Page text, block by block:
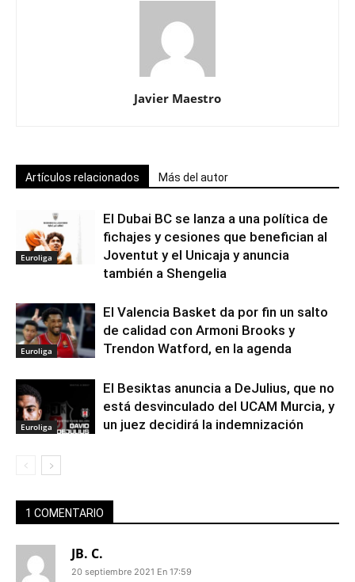
Javier Maestro
Artículos relacionados Más del autor
Euroliga
El Dubai BC se lanza a una política de
fichajes y cesiones que benefician al
Joventut y el Unicaja y anuncia
también a Shengelia
Euroliga
El Valencia Basket da por fin un salto
de calidad con Armoni Brooks y
Trendon Watford, en la agenda
Euroliga
El Besiktas anuncia a DeJulius, que no
está desvinculado del UCAM Murcia, y
un juez decidirá la indemnización
1 COMENTARIO
JB. C.
20 septiembre 2021 En 17:59